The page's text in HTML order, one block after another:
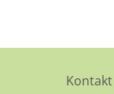
Kontakt